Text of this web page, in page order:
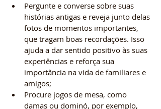
Pergunte e converse sobre suas
histórias antigas e reveja junto delas
fotos de momentos importantes,
que tragam boas recordações. Isso
ajuda a dar sentido positivo às suas
experiências e reforça sua
importância na vida de familiares e
amigos;
Procure jogos de mesa, como
damas ou dominó, por exemplo,